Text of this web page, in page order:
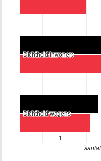
1
1
Dichtheid inwoners
Dichtheid inwoners
Dichtheid wagens
Dichtheid wagens